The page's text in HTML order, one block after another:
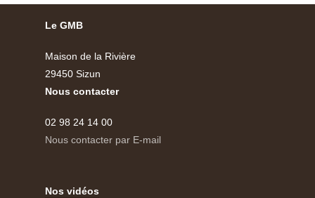
Le GMB
Maison de la Rivière
29450 Sizun
Nous contacter
02 98 24 14 00
Nous contacter par E-mail
Nos vidéos